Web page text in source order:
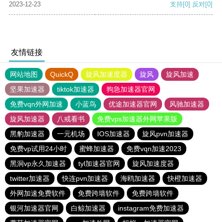
2023-12-23 支持[0] 反对[0]
友情链接
网站地图 QuickQ 旋风加速度器 旋风
旋风加速
坚果加速器
tiktok加速器
狗急加速器官网
免费vqn外网加速
小蓝鸟 优途加速器官网
风驰加速器
旋风加速器
八戒看书
免费vps加速器外网苹果版
黑豹加速器
一元机场 IOS加速器
旋风pvn加速器
免费vp试用24小时
蜜蜂加速器
免费vqn加速2023
黑洞vp永久加速器
tyl加速器官网
旋风加速度器
twitter加速器
快连pvn加速器 海鸥加速器
快橙加速器
外网加速免费软件
免费跨墙软件
免费跨墙软件
银河加速器官网
白鲸加速器
instagram免费加速器